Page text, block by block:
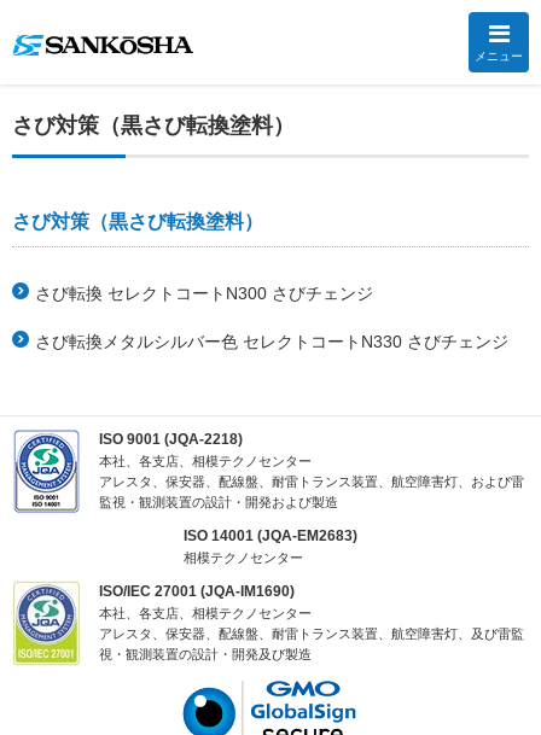
メニュー
さび対策（黒さび転換塗料）
さび対策（黒さび転換塗料）
さび転換 セレクトコートN300 さびチェンジ
さび転換メタルシルバー色 セレクトコートN330 さびチェンジ
ISO 9001 (JQA-2218)
本社、各支店、相模テクノセンター
アレスタ、保安器、配線盤、耐雷トランス装置、航空障害灯、および雷
監視・観測装置の設計・開発および製造
ISO 14001 (JQA-EM2683)
相模テクノセンター
ISO/IEC 27001 (JQA-IM1690)
本社、各支店、相模テクノセンター
アレスタ、保安器、配線盤、耐雷トランス装置、航空障害灯、及び雷監
視・観測装置の設計・開発及び製造